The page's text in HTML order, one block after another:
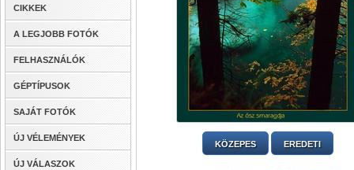
CIKKEK
A LEGJOBB FOTÓK
FELHASZNÁLÓK
GÉPTÍPUSOK
SAJÁT FOTÓK
ÚJ VÉLEMÉNYEK
ÚJ VÁLASZOK
KÖZEPES EREDETI